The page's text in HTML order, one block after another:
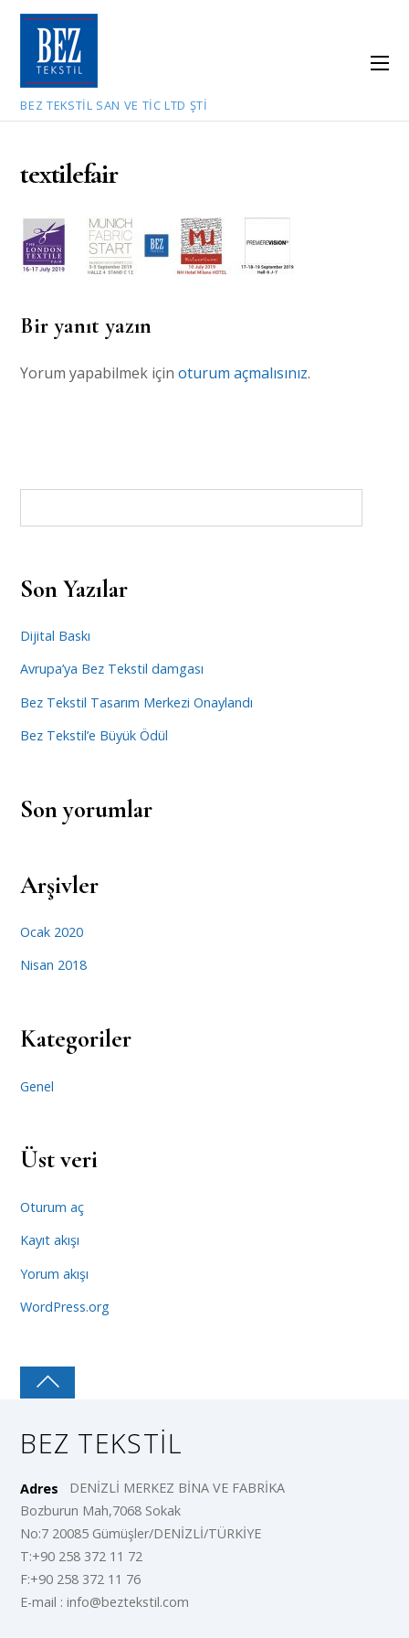
BEZ TEKSTIL SAN VE TIC LTD ŞTI
textilefair
Bir yanıt yazın
Yorum yapabilmek içinoturum açmalısınız.
Son Yazılar
Dijital Baskı
Avrupa’ya Bez Tekstil damgası
Bez Tekstil Tasarım Merkezi Onaylandı
Bez Tekstil’e Büyük Ödül
Son yorumlar
Arşivler
Ocak 2020
Nisan 2018
Kategoriler
Genel
Üst veri
Oturum aç
Kayıt akışı
Yorum akışı
WordPress.org
BEZ TEKSTIL
Adres
DENİZLİ MERKEZ BİNA VE FABRİKA
Bozburun Mah,7068 Sokak
No:7 20085 Gümüşler/DENİZLİ/TÜRKİYE
T:+90 258 372 11 72
F:+90 258 372 11 76
E-mail : info@beztekstil.com